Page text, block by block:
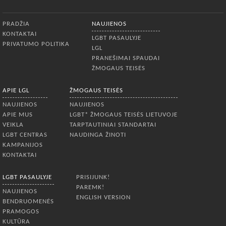
PRADŽIA
KONTAKTAI
PRIVATUMO POLITIKA
NAUJIENOS
LGBT PASAULYJE
LGL
PRANEŠIMAI SPAUDAI
ŽMOGAUS TEISĖS
APIE LGL
NAUJIENOS
APIE MUS
VEIKLA
LGBT CENTRAS
KAMPANIJOS
KONTAKTAI
ŽMOGAUS TEISĖS
NAUJIENOS
LGBT* ŽMOGAUS TEISĖS LIETUVOJE
TARPTAUTINIAI STANDARTAI
NAUDINGA ŽINOTI
LGBT PASAULYJE
NAUJIENOS
BENDRUOMENĖS
PRAMOGOS
KULTŪRA
PRISIJUNK!
PAREMK!
ENGLISH VERSION